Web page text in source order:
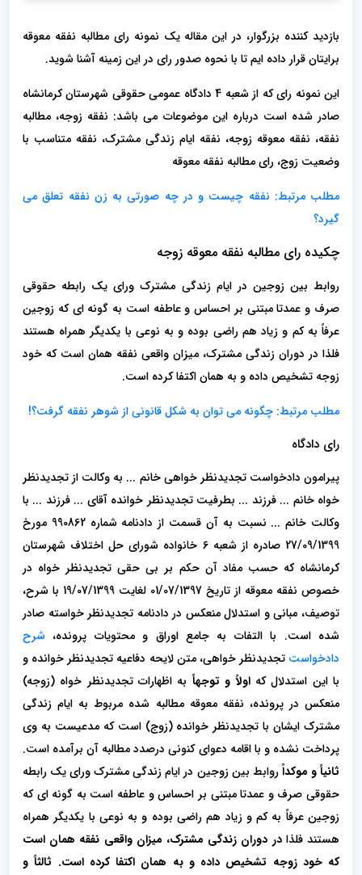
بازدید کننده بزرگوار، در این مقاله یک نمونه رای مطالبه نفقه معوقه
برایتان قرار داده ایم تا با نحوه صدور رای در این زمینه آشنا شوید.
این نمونه رای که از شعبه 4 دادگاه عمومی حقوقی شهرستان کرمانشاه
صادر شده است درباره این موضوعات می باشد: نفقه زوجه، مطالبه
نفقه، نفقه معوقه زوجه، نفقه ایام زندگی مشترک، نفقه متناسب با
وضعیت زوج، رای مطالبه نفقه معوقه
مطلب مرتبط: نفقه چیست و در چه صورتی به زن نفقه تعلق می
گیرد؟
چکیده رای مطالبه نفقه معوقه زوجه
روابط بین زوجین در ایام زندگی مشترک ورای یک رابطه حقوقی
صرف و عمدتا مبتنی بر احساس و عاطفه است به گونه ای که زوجین
عرفاً به کم و زیاد هم راضی بوده و به نوعی با یکدیگر همراه هستند
فلذا در دوران زندگی مشترک، میزان واقعی نفقه همان است که خود
زوجه تشخیص داده و به همان اکتفا کرده است.
مطلب مرتبط: چگونه می توان به شکل قانونی از شوهر نفقه گرفت؟!
رای دادگاه
پیرامون دادخواست تجدیدنظر خواهی خانم ... به وکالت از تجدیدنظر
خواه خانم ... فرزند ... بطرفیت تجدیدنظر خوانده آقای ... فرزند ... با
وکالت خانم ... نسبت به آن قسمت از دادنامه شماره 990862 مورخ
27/09/1399 صادره از شعبه 6 خانواده شورای حل اختلاف شهرستان
کرمانشاه که حسب مفاد آن حکم بر بی حقی تجدیدنظر خواه در
خصوص نفقه معوقه از تاریخ 01/07/1397 لغایت 19/07/1399 با شرح،
توصیف، مبانی و استدلال منعکس در دادنامه تجدیدنظر خواسته صادر
شده است. با التفات به جامع اوراق و محتویات پرونده، شرح
دادخواست تجدیدنظر خواهی، متن لایحه دفاعیه تجدیدنظر خوانده و
با این استدلال کهاولاً و توجهاً به اظهارات تجدیدنظر خواه (زوجه)
منعکس در پرونده، نفقه معوقه مطالبه شده مربوط به ایام زندگی
مشترک ایشان با تجدیدنظر خوانده (زوج) است که مدعیست به وی
پرداخت نشده و با اقامه دعوای کنونی درصدد مطالبه آن برآمده است.
ثانیاً و موکداًروابط بین زوجین در ایام زندگی مشترک ورای یک رابطه
حقوقی صرف و عمدتا مبتنی بر احساس و عاطفه است به گونه ای که
زوجین عرفاً به کم و زیاد هم راضی بوده و به نوعی با یکدیگر همراه
هستند فلذادر دوران زندگی مشترک، میزان واقعی نفقه همان است
که خود زوجه تشخیص داده و به همان اکتفا کرده است. ثالثاً و